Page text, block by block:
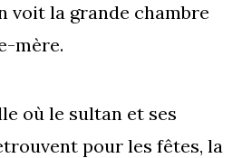
voit la grande chambre
mère.
où le sultan et ses
pour les fêtes, la